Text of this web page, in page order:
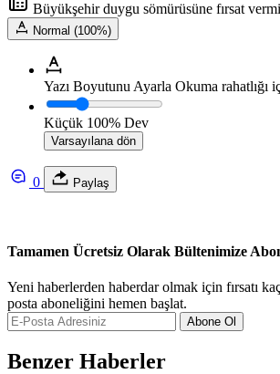
Büyükşehir duygu sömürüsüne fırsat
Normal (100%)
Yazı Boyutunu Ayarla Okuma rahatlığı
Küçük 100% Dev
Varsayılana dön
0 Paylaş
Tamamen Ücretsiz Olarak Bültenimize
Yeni haberlerden haberdar olmak için fırsatı
posta aboneliğini hemen başlat.
Abone Ol
Benzer Haberler